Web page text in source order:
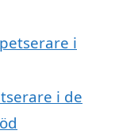
i
i de